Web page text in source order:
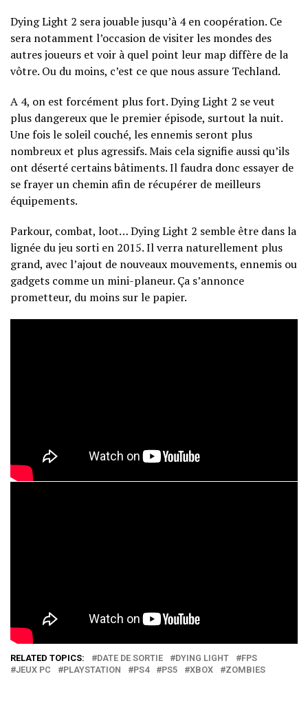
Dying Light 2 sera jouable jusqu’à 4 en coopération. Ce
sera notamment l’occasion de visiter les mondes des
autres joueurs et voir à quel point leur map diffère de la
vôtre. Ou du moins, c’est ce que nous assure Techland.
A 4, on est forcément plus fort. Dying Light 2 se veut
plus dangereux que le premier épisode, surtout la nuit.
Une fois le soleil couché, les ennemis seront plus
nombreux et plus agressifs. Mais cela signifie aussi qu’ils
ont déserté certains bâtiments. Il faudra donc essayer de
se frayer un chemin afin de récupérer de meilleurs
équipements.
Parkour, combat, loot… Dying Light 2 semble être dans la
lignée du jeu sorti en 2015. Il verra naturellement plus
grand, avec l’ajout de nouveaux mouvements, ennemis ou
gadgets comme un mini-planeur. Ça s’annonce
prometteur, du moins sur le papier.
RELATED TOPICS: DATE DE SORTIE DYING LIGHT
FPS
JEUX PC
PLAYSTATION PS4 PS5 XBOX ZOMBIES